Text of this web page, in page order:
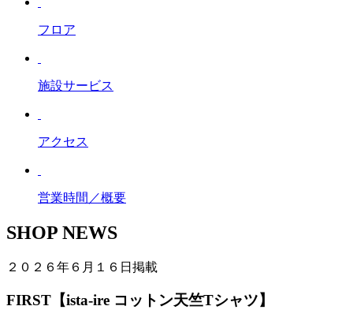
フロア
施設サービス
アクセス
営業時間／概要
SHOP NEWS
２０２６年６月１６日掲載
FIRST【ista-ire コットン天竺Tシャツ】